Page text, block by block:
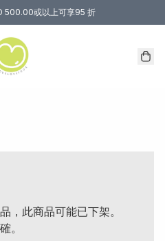
500.00或以上可享95 折
，此商品可能已下架。
。